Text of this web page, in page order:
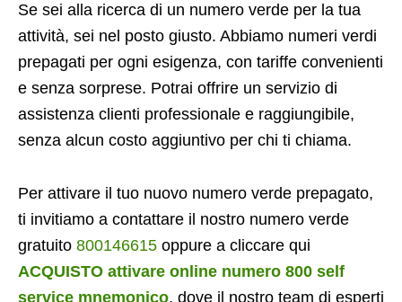
Se sei alla ricerca di un numero verde per la tua
attività, sei nel posto giusto. Abbiamo numeri verdi
prepagati per ogni esigenza, con tariffe convenienti
e senza sorprese. Potrai offrire un servizio di
assistenza clienti professionale e raggiungibile,
senza alcun costo aggiuntivo per chi ti chiama.
Per attivare il tuo nuovo numero verde prepagato,
ti invitiamo a contattare il nostro numero verde
gratuito 800146615 oppure a cliccare qui
ACQUISTO attivare online numero 800 self
service mnemonico, dove il nostro team di esperti